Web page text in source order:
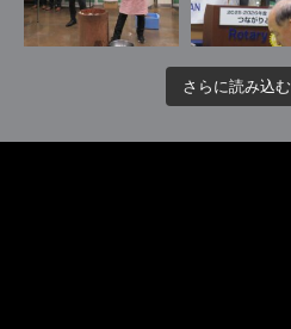
さらに読み込む